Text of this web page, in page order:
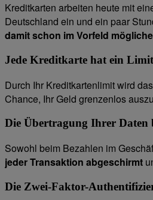
Kreditkarten arbeiten heute mit
Deutschland ein und ein paar
damit schon im Vorfeld
Jede Kreditkarte hat ein Limit
Durch Ihr Kreditkartenlimit wird das
Chance, Ihr Geld grenzenlos
Die Übertragung Ihrer Daten
Sowohl beim Bezahlen im
jeder Transaktion abgeschirmt
Die Zwei-Faktor-